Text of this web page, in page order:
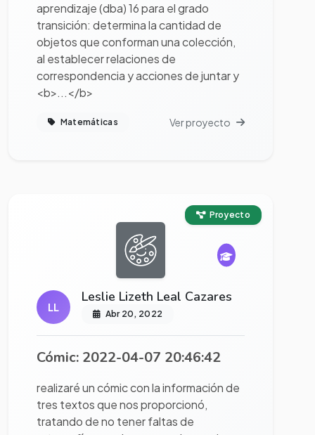
aprendizaje (dba) 16 para el grado
transición: determina la cantidad de
objetos que conforman una colección,
al establecer relaciones de
correspondencia y acciones de juntar y
<b>...</b>
Matemáticas Ver proyecto
Proyecto
LL
Leslie Lizeth Leal Cazares
Abr 20, 2022
Cómic: 2022-04-07 20:46:42
realizaré un cómic con la información de
tres textos que nos proporcionó,
tratando de no tener faltas de